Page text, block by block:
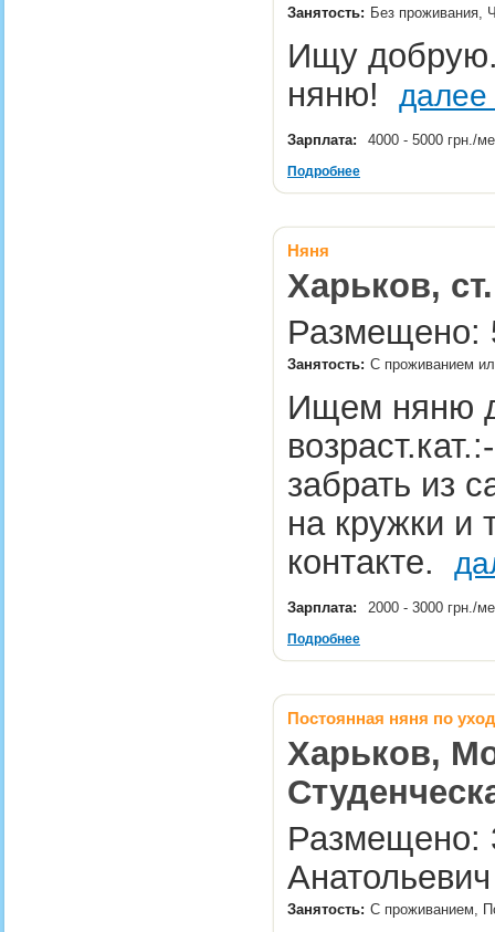
Занятость: Без проживания,
Ищу
няню! далее
Зарплата: 4000 - 5000 грн./
Подробнее
Няня
Харьков,
Размещено:
Занятость: С проживанием
Ищем няню
забрать из
на кружки и
контакте.
Зарплата: 2000 - 3000 грн./
Подробнее
Постоянная няня по
Харьков,
Размещено:
Занятость: С проживанием,